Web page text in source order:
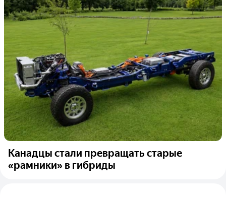
Канадцы стали превращать старые
«рамники» в гибриды